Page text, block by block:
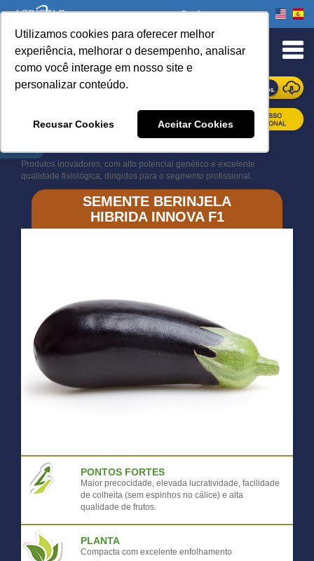
Utilizamos cookies para oferecer melhor
experiência, melhorar o desempenho, analisar
como você interage em nosso site e
personalizar conteúdo.
Recusar Cookies Aceitar Cookies
Onde comprar
ONDE COMPRAR
Produtos inovadores, com alto potencial genético e excelente
qualidade fisiológica, dirigidos para o segmento profissional.
SEMENTE BERINJELA
HIBRIDA INNOVA F1
PONTOS FORTES
Maior precocidade, elevada lucratividade, facilidade
de colheita (sem espinhos no cálice) e alta
qualidade de frutos.
PLANTA
Compacta com excelente enfolhamento